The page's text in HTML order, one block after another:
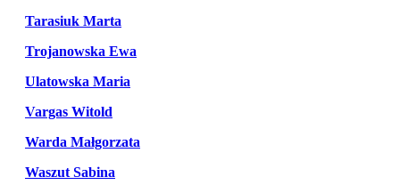
Tarasiuk Marta
Trojanowska Ewa
Ulatowska Maria
Vargas Witold
Warda Małgorzata
Waszut Sabina